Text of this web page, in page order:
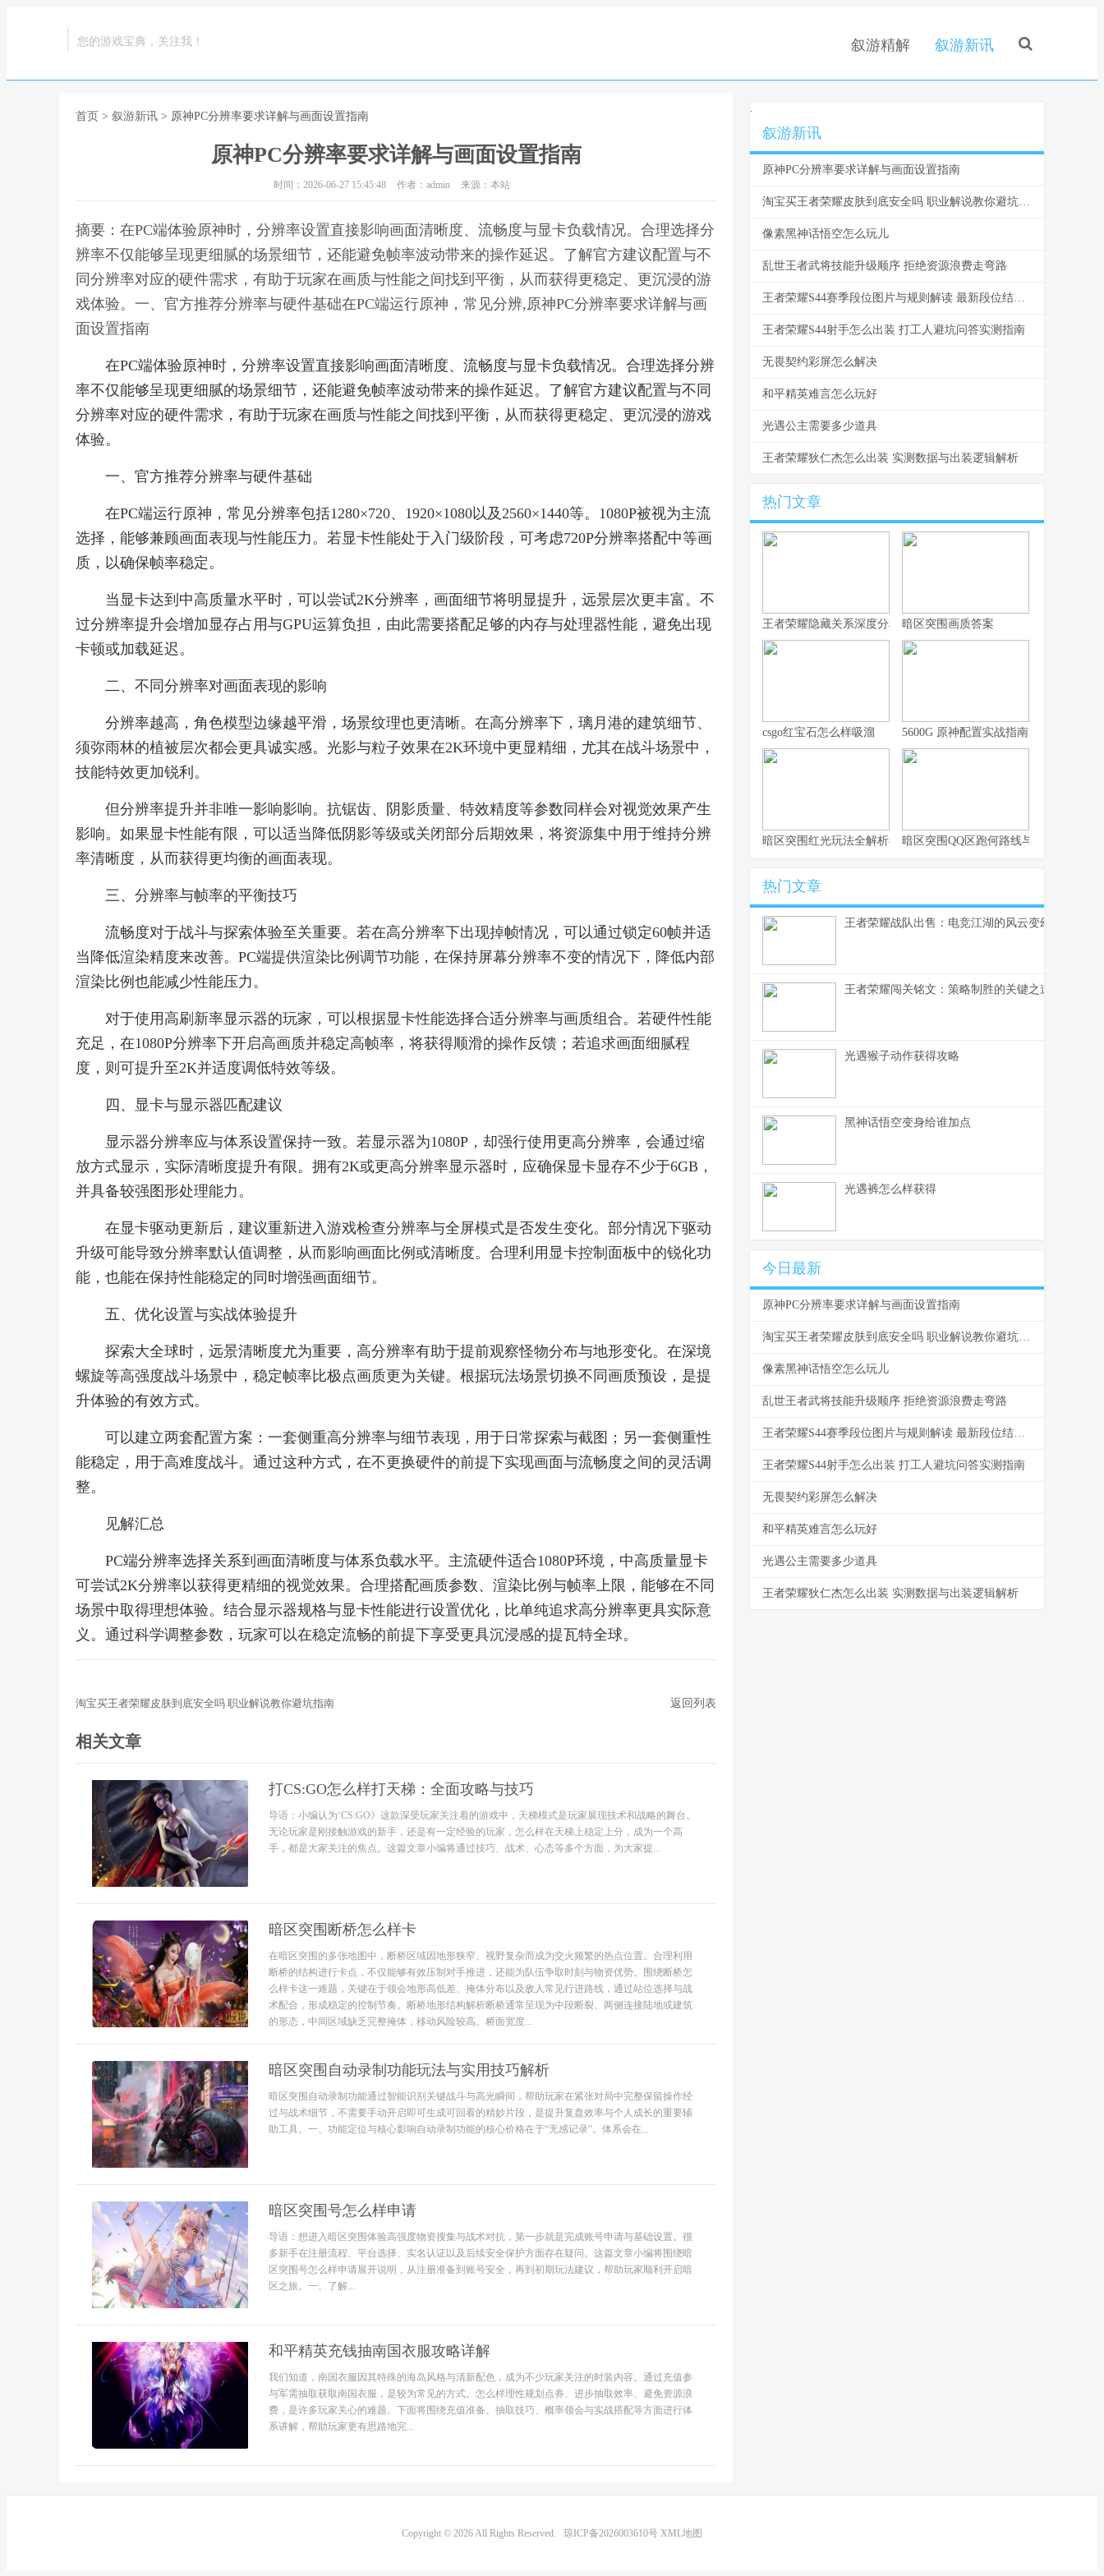
您的游戏宝典，关注我！ 叙游精解 叙游新讯
首页 > 叙游新讯 > 原神PC分辨率要求详解与画面设置指南
原神PC分辨率要求详解与画面设置指南
时间：2026-06-27 15:45:48 作者：admin 来源：本站
摘要：在PC端体验原神时，分辨率设置直接影响画面清晰度、流畅度与显卡负载情况。合理选择分
辨率不仅能够呈现更细腻的场景细节，还能避免帧率波动带来的操作延迟。了解官方建议配置与不
同分辨率对应的硬件需求，有助于玩家在画质与性能之间找到平衡，从而获得更稳定、更沉浸的游
戏体验。一、官方推荐分辨率与硬件基础在PC端运行原神，常见分辨,原神PC分辨率要求详解与画
面设置指南
在PC端体验原神时，分辨率设置直接影响画面清晰度、流畅度与显卡负载情况。合理选择分辨
率不仅能够呈现更细腻的场景细节，还能避免帧率波动带来的操作延迟。了解官方建议配置与不同
分辨率对应的硬件需求，有助于玩家在画质与性能之间找到平衡，从而获得更稳定、更沉浸的游戏
体验。
一、官方推荐分辨率与硬件基础
在PC端运行原神，常见分辨率包括1280×720、1920×1080以及2560×1440等。1080P被视为主流
选择，能够兼顾画面表现与性能压力。若显卡性能处于入门级阶段，可考虑720P分辨率搭配中等画
质，以确保帧率稳定。
当显卡达到中高质量水平时，可以尝试2K分辨率，画面细节将明显提升，远景层次更丰富。不
过分辨率提升会增加显存占用与GPU运算负担，由此需要搭配足够的内存与处理器性能，避免出现
卡顿或加载延迟。
二、不同分辨率对画面表现的影响
分辨率越高，角色模型边缘越平滑，场景纹理也更清晰。在高分辨率下，璃月港的建筑细节、
须弥雨林的植被层次都会更具诚实感。光影与粒子效果在2K环境中更显精细，尤其在战斗场景中，
技能特效更加锐利。
但分辨率提升并非唯一影响影响。抗锯齿、阴影质量、特效精度等参数同样会对视觉效果产生
影响。如果显卡性能有限，可以适当降低阴影等级或关闭部分后期效果，将资源集中用于维持分辨
率清晰度，从而获得更均衡的画面表现。
三、分辨率与帧率的平衡技巧
流畅度对于战斗与探索体验至关重要。若在高分辨率下出现掉帧情况，可以通过锁定60帧并适
当降低渲染精度来改善。PC端提供渲染比例调节功能，在保持屏幕分辨率不变的情况下，降低内部
渲染比例也能减少性能压力。
对于使用高刷新率显示器的玩家，可以根据显卡性能选择合适分辨率与画质组合。若硬件性能
充足，在1080P分辨率下开启高画质并稳定高帧率，将获得顺滑的操作反馈；若追求画面细腻程
度，则可提升至2K并适度调低特效等级。
四、显卡与显示器匹配建议
显示器分辨率应与体系设置保持一致。若显示器为1080P，却强行使用更高分辨率，会通过缩
放方式显示，实际清晰度提升有限。拥有2K或更高分辨率显示器时，应确保显卡显存不少于6GB，
并具备较强图形处理能力。
在显卡驱动更新后，建议重新进入游戏检查分辨率与全屏模式是否发生变化。部分情况下驱动
升级可能导致分辨率默认值调整，从而影响画面比例或清晰度。合理利用显卡控制面板中的锐化功
能，也能在保持性能稳定的同时增强画面细节。
五、优化设置与实战体验提升
探索大全球时，远景清晰度尤为重要，高分辨率有助于提前观察怪物分布与地形变化。在深境
螺旋等高强度战斗场景中，稳定帧率比极点画质更为关键。根据玩法场景切换不同画质预设，是提
升体验的有效方式。
可以建立两套配置方案：一套侧重高分辨率与细节表现，用于日常探索与截图；另一套侧重性
能稳定，用于高难度战斗。通过这种方式，在不更换硬件的前提下实现画面与流畅度之间的灵活调
整。
见解汇总
PC端分辨率选择关系到画面清晰度与体系负载水平。主流硬件适合1080P环境，中高质量显卡
可尝试2K分辨率以获得更精细的视觉效果。合理搭配画质参数、渲染比例与帧率上限，能够在不同
场景中取得理想体验。结合显示器规格与显卡性能进行设置优化，比单纯追求高分辨率更具实际意
义。通过科学调整参数，玩家可以在稳定流畅的前提下享受更具沉浸感的提瓦特全球。
淘宝买王者荣耀皮肤到底安全吗 职业解说教你避坑指南 返回列表
相关文章
打CS:GO怎么样打天梯：全面攻略与技巧
导语：小编认为‘CS:GO》这款深受玩家关注着的游戏中，天梯模式是玩家展现技术和战略的舞台。
无论玩家是刚接触游戏的新手，还是有一定经验的玩家，怎么样在天梯上稳定上分，成为一个高
手，都是大家关注的焦点。这篇文章小编将通过技巧、战术、心态等多个方面，为大家提...
暗区突围断桥怎么样卡
在暗区突围的多张地图中，断桥区域因地形狭窄、视野复杂而成为交火频繁的热点位置。合理利用
断桥的结构进行卡点，不仅能够有效压制对手推进，还能为队伍争取时刻与物资优势。围绕断桥怎
么样卡这一难题，关键在于领会地形高低差、掩体分布以及敌人常见行进路线，通过站位选择与战
术配合，形成稳定的控制节奏。断桥地形结构解析断桥通常呈现为中段断裂、两侧连接陆地或建筑
的形态，中间区域缺乏完整掩体，移动风险较高。桥面宽度...
暗区突围自动录制功能玩法与实用技巧解析
暗区突围自动录制功能通过智能识别关键战斗与高光瞬间，帮助玩家在紧张对局中完整保留操作经
过与战术细节，不需要手动开启即可生成可回看的精妙片段，是提升复盘效率与个人成长的重要辅
助工具。一、功能定位与核心影响自动录制功能的核心价格在于“无感记录”。体系会在...
暗区突围号怎么样申请
导语：想进入暗区突围体验高强度物资搜集与战术对抗，第一步就是完成账号申请与基础设置。很
多新手在注册流程、平台选择、实名认证以及后续安全保护方面存在疑问。这篇文章小编将围绕暗
区突围号怎么样申请展开说明，从注册准备到账号安全，再到初期玩法建议，帮助玩家顺利开启暗
区之旅。一、了解...
和平精英充钱抽南国衣服攻略详解
我们知道，南国衣服因其特殊的海岛风格与清新配色，成为不少玩家关注的时装内容。通过充值参
与军需抽取获取南国衣服，是较为常见的方式。怎么样理性规划点券、进步抽取效率、避免资源浪
费，是许多玩家关心的难题。下面将围绕充值准备、抽取技巧、概率领会与实战搭配等方面进行体
系讲解，帮助玩家更有思路地完...
.
叙游新讯
原神PC分辨率要求详解与画面设置指南
淘宝买王者荣耀皮肤到底安全吗 职业解说教你避坑指南
像素黑神话悟空怎么玩儿
乱世王者武将技能升级顺序 拒绝资源浪费走弯路
王者荣耀S44赛季段位图片与规则解读 最新段位结算规则一览
王者荣耀S44射手怎么出装 打工人避坑问答实测指南
无畏契约彩屏怎么解决
和平精英难言怎么玩好
光遇公主需要多少道具
王者荣耀狄仁杰怎么出装 实测数据与出装逻辑解析
热门文章
王者荣耀隐藏关系深度分析，你的游戏人生不愿被谁知晓
暗区突围画质答案
csgo红宝石怎么样吸溜 5600G 原神配置实战指南
暗区突围红光玩法全解析与实战思路暗区突围QQ区跑何路线与思路解析
热门文章
王者荣耀战队出售：电竞江湖的风云变幻，一个资
王者荣耀闯关铭文：策略制胜的关键之道
光遇猴子动作获得攻略
黑神话悟空变身给谁加点
光遇裤怎么样获得
今日最新
原神PC分辨率要求详解与画面设置指南
淘宝买王者荣耀皮肤到底安全吗 职业解说教你避坑指南
像素黑神话悟空怎么玩儿
乱世王者武将技能升级顺序 拒绝资源浪费走弯路
王者荣耀S44赛季段位图片与规则解读 最新段位结算规则一览
王者荣耀S44射手怎么出装 打工人避坑问答实测指南
无畏契约彩屏怎么解决
和平精英难言怎么玩好
光遇公主需要多少道具
王者荣耀狄仁杰怎么出装 实测数据与出装逻辑解析
Copyright © 2026 All Rights Reserved. 琼ICP备2026003610号 XML地图